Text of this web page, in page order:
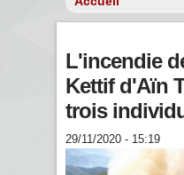
L'incendie
Kettif d'Aïn
trois
29/11/2020 - 15:19